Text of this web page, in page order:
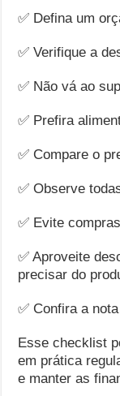
✅ Defina um
✅ Verifique a
✅ Não vá ao
✅ Prefira
✅ Compare o
✅ Observe
✅ Evite
✅ Aproveite
precisar do
✅ Confira a
Esse checklist
em prática
e manter as